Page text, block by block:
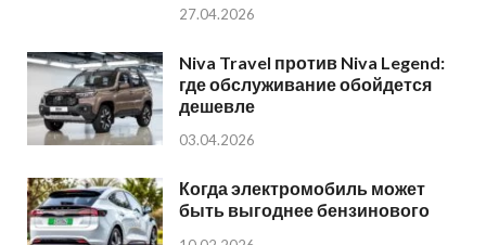
27.04.2026
Niva Travel против Niva Legend:
где обслуживание обойдется
дешевле
03.04.2026
Когда электромобиль может
быть выгоднее бензинового